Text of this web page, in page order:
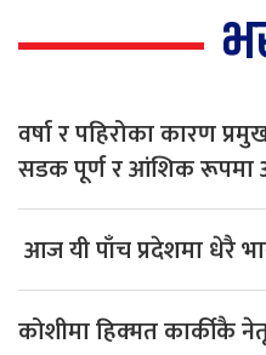
वर्षा र पहिरोका कारण
सडक पूर्ण र आंशिक रूपमा
आज यी पाँच प्रदेशमा धेरै
कोशीमा हिक्मत कार्कीकै